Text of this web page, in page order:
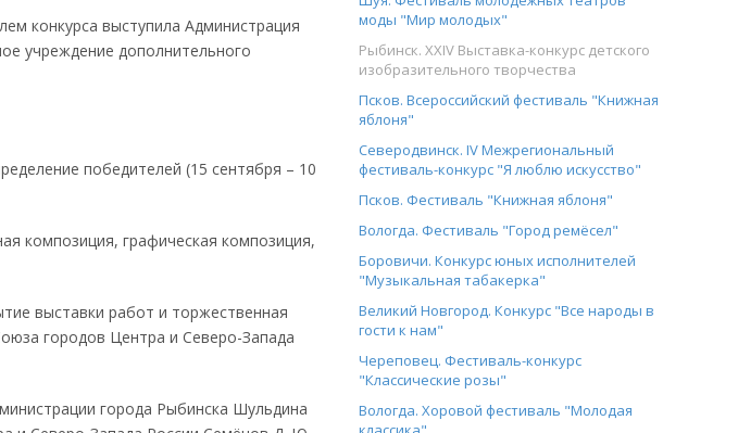
конкурса выступила Администрация
учреждение дополнительного
победителей (15 сентября – 10
композиция, графическая композиция,
выставки работ и торжественная
городов Центра и Северо-Запада
города Рыбинска Шульдина
моды "Мир молодых"
Рыбинск. XXIV Выставка-конкурс детского
изобразительного творчества
Псков. Всероссийский фестиваль "Книжная
яблоня"
Северодвинск. IV Межрегиональный
фестиваль-конкурс "Я люблю искусство"
Псков. Фестиваль "Книжная яблоня"
Вологда. Фестиваль "Город ремёсел"
Боровичи. Конкурс юных исполнителей
"Музыкальная табакерка"
Великий Новгород. Конкурс "Все народы в
гости к нам"
Череповец. Фестиваль-конкурс
"Классические розы"
Вологда. Хоровой фестиваль "Молодая